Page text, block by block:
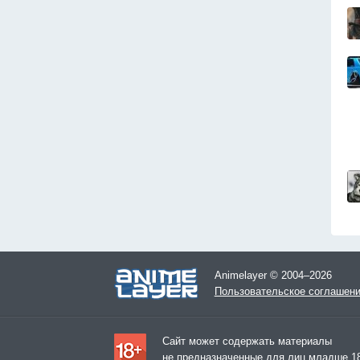
Animelayer © 2004–2026
Пользовательское
Сайт может содержать материалы
не предназначенные для лиц младше